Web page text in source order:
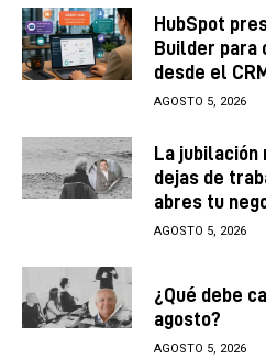
HubSpot
Builder para
desde el CRM
AGOSTO 5, 2026
La jubilación
dejas de
abres tu
AGOSTO 5, 2026
¿Qué debe
agosto?
AGOSTO 5, 2026